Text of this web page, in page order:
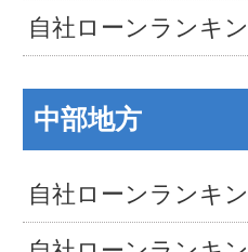
自社ローンランキン
中部地方
自社ローンランキン